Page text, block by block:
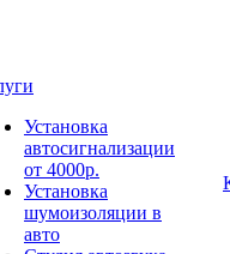
Установка
автосигнализации
от 4000р.
Установка
шумоизоляции в
авто